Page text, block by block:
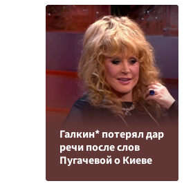
Галкин* потерял дар
речи после слов
Пугачевой о Киеве